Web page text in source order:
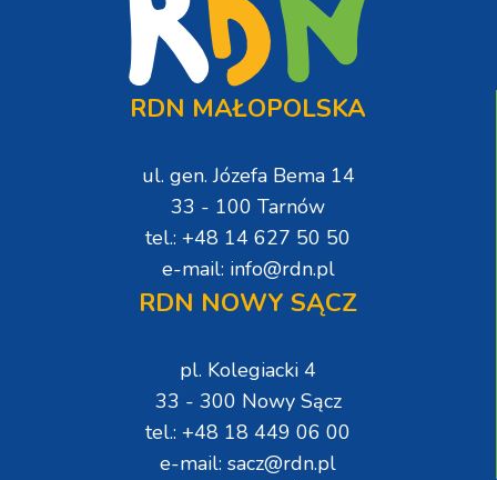
RDN MAŁOPOLSKA
ul. gen. Józefa Bema 14
33 - 100 Tarnów
tel.: +48 14 627 50 50
e-mail: info@rdn.pl
RDN NOWY SĄCZ
pl. Kolegiacki 4
33 - 300 Nowy Sącz
tel.: +48 18 449 06 00
e-mail: sacz@rdn.pl